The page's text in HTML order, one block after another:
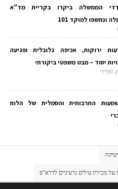
הממשלה ביקרו בקריית מד"א
ונחשפו למוקד 101
ירוקות, אכיפה גלובלית ופגיעה
יסוד – מבט משפטי ביקורתי
הפלילי
התרבותית והסמלית של הלוח
מכירת טילים גרעיניים לדרא"פ